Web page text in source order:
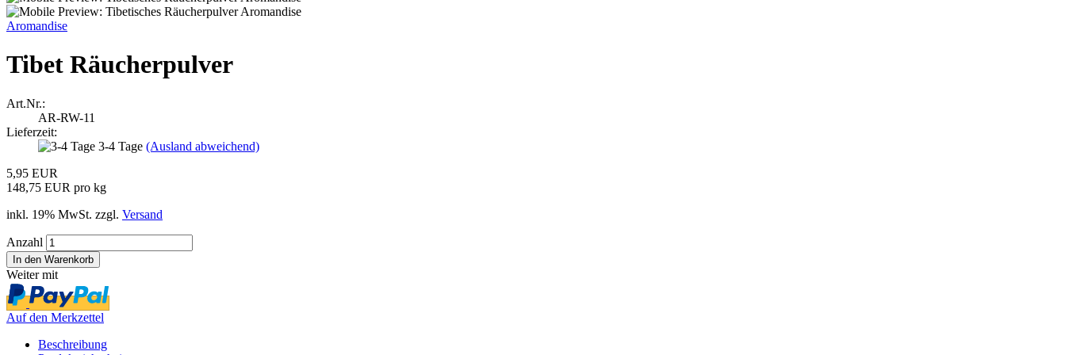
Aromandise
Tibet Räucherpulver
Art.Nr.:
AR-RW-11
Lieferzeit:
3-4 Tage (Ausland abweichend)
5,95 EUR
148,75 EUR pro kg
inkl. 19% MwSt. zzgl. Versand
Anzahl
Weiter mit
Auf den Merkzettel
Beschreibung